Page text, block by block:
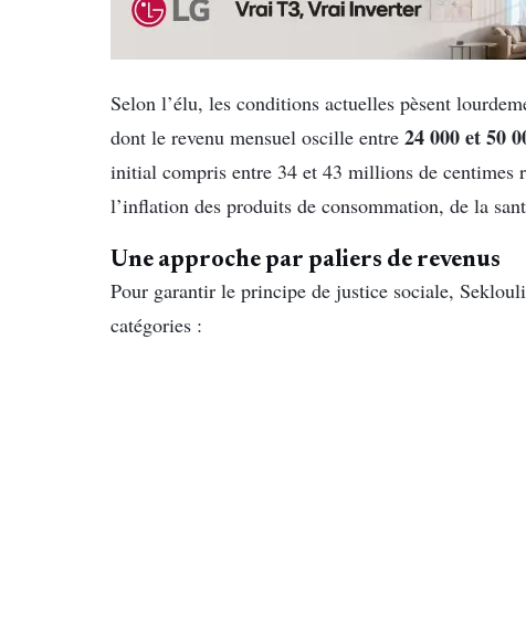
Selon l’élu, les conditions actuelles pèsent
dont le revenu mensuel oscille entre 24 000 et 50
initial compris entre 34 et 43 millions de centimes
l’inflation des produits de consommation, de la
Une approche par paliers de revenus
Pour garantir le principe de justice sociale,
catégories :